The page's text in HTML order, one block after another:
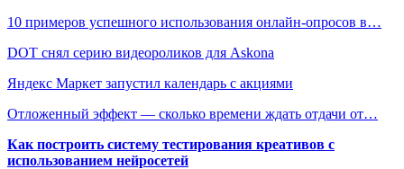
10 примеров успешного использования онлайн-опросов в…
DOT снял серию видеороликов для Askona
Яндекс Маркет запустил календарь с акциями
Отложенный эффект — сколько времени ждать отдачи от…
Как построить систему тестирования креативов с
использованием нейросетей